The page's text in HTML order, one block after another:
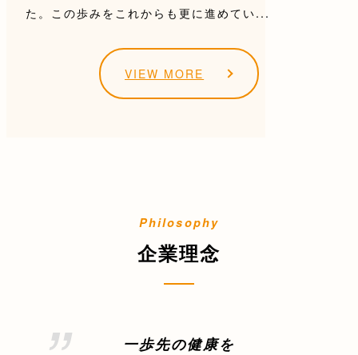
た。この歩みをこれからも更に進めてい...
VIEW MORE
企業理念
一歩先の健康を